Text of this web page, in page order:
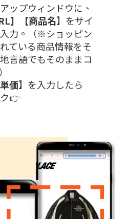
ップウィンドウに、
】【商品名】をサイ
力。（※ショッピン
ている商品情報をそ
言語でもそのままコ
価】を入力したら
👉